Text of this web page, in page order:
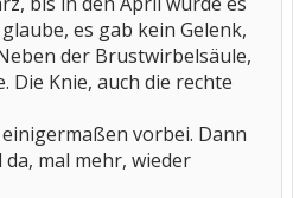
es gab kein Gelenk,
der Brustwirbelsäule,
Die Knie, auch die rechte
vorbei. Dann
mal mehr, wieder